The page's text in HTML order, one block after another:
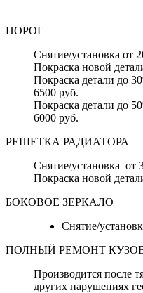
ПОРОГ
Снятие/установка от
Покраска новой
Покраска детали до
6500 руб.
Покраска детали до
6000 руб.
РЕШЕТКА РАДИАТОРА
Снятие/установка от
Покраска новой
БОКОВОЕ ЗЕРКАЛО
Снятие/
ПОЛНЫЙ РЕМОНТ
Производится после
других нарушениях